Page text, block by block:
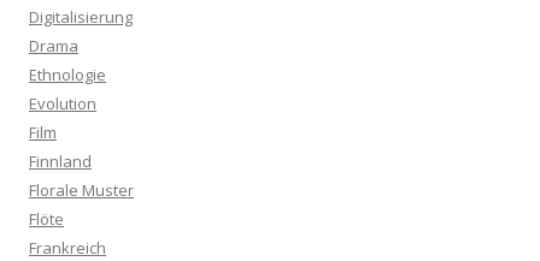
Digitalisierung
Drama
Ethnologie
Evolution
Film
Finnland
Florale Muster
Flöte
Frankreich